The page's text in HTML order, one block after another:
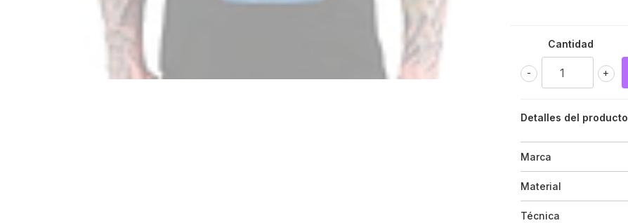
Cantidad
+
-
Detalles del producto
Marca
Material
Técnica